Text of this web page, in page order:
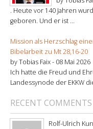
. Heute vor 140 Jahren
geboren. Und er ist ...
Mission als Herzschlag
Bibelarbeit zu Mt 28,16-20
by Tobias Faix - 08 Mai 2026
Ich hatte die Freud und
Landessynode der EKKW
RECENT COMMENTS
Rolf-Ulrich